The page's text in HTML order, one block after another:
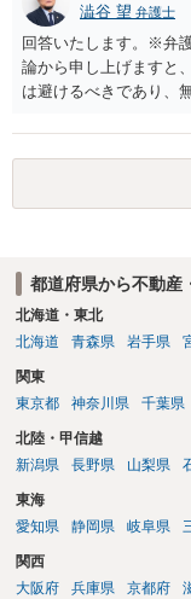
ん。
澁谷 望 弁護士
回答いたします。※弁
論から申し上げますと
は避けるべきであり、
上、自分のペットの遺
棄には該当しないため
物の所有者は質問者様
ります。そのため、地
事前に地主へ相談して
植え等で供養する「プ
されるのが確実かと思
都道府県から不動産
北海道・東北
北海道
青森県 岩手県
関東
東京都
神奈川県 千葉県
北陸・甲信越
新潟県
長野県 山梨県
東海
愛知県
静岡県 岐阜県
関西
大阪府
兵庫県 京都府